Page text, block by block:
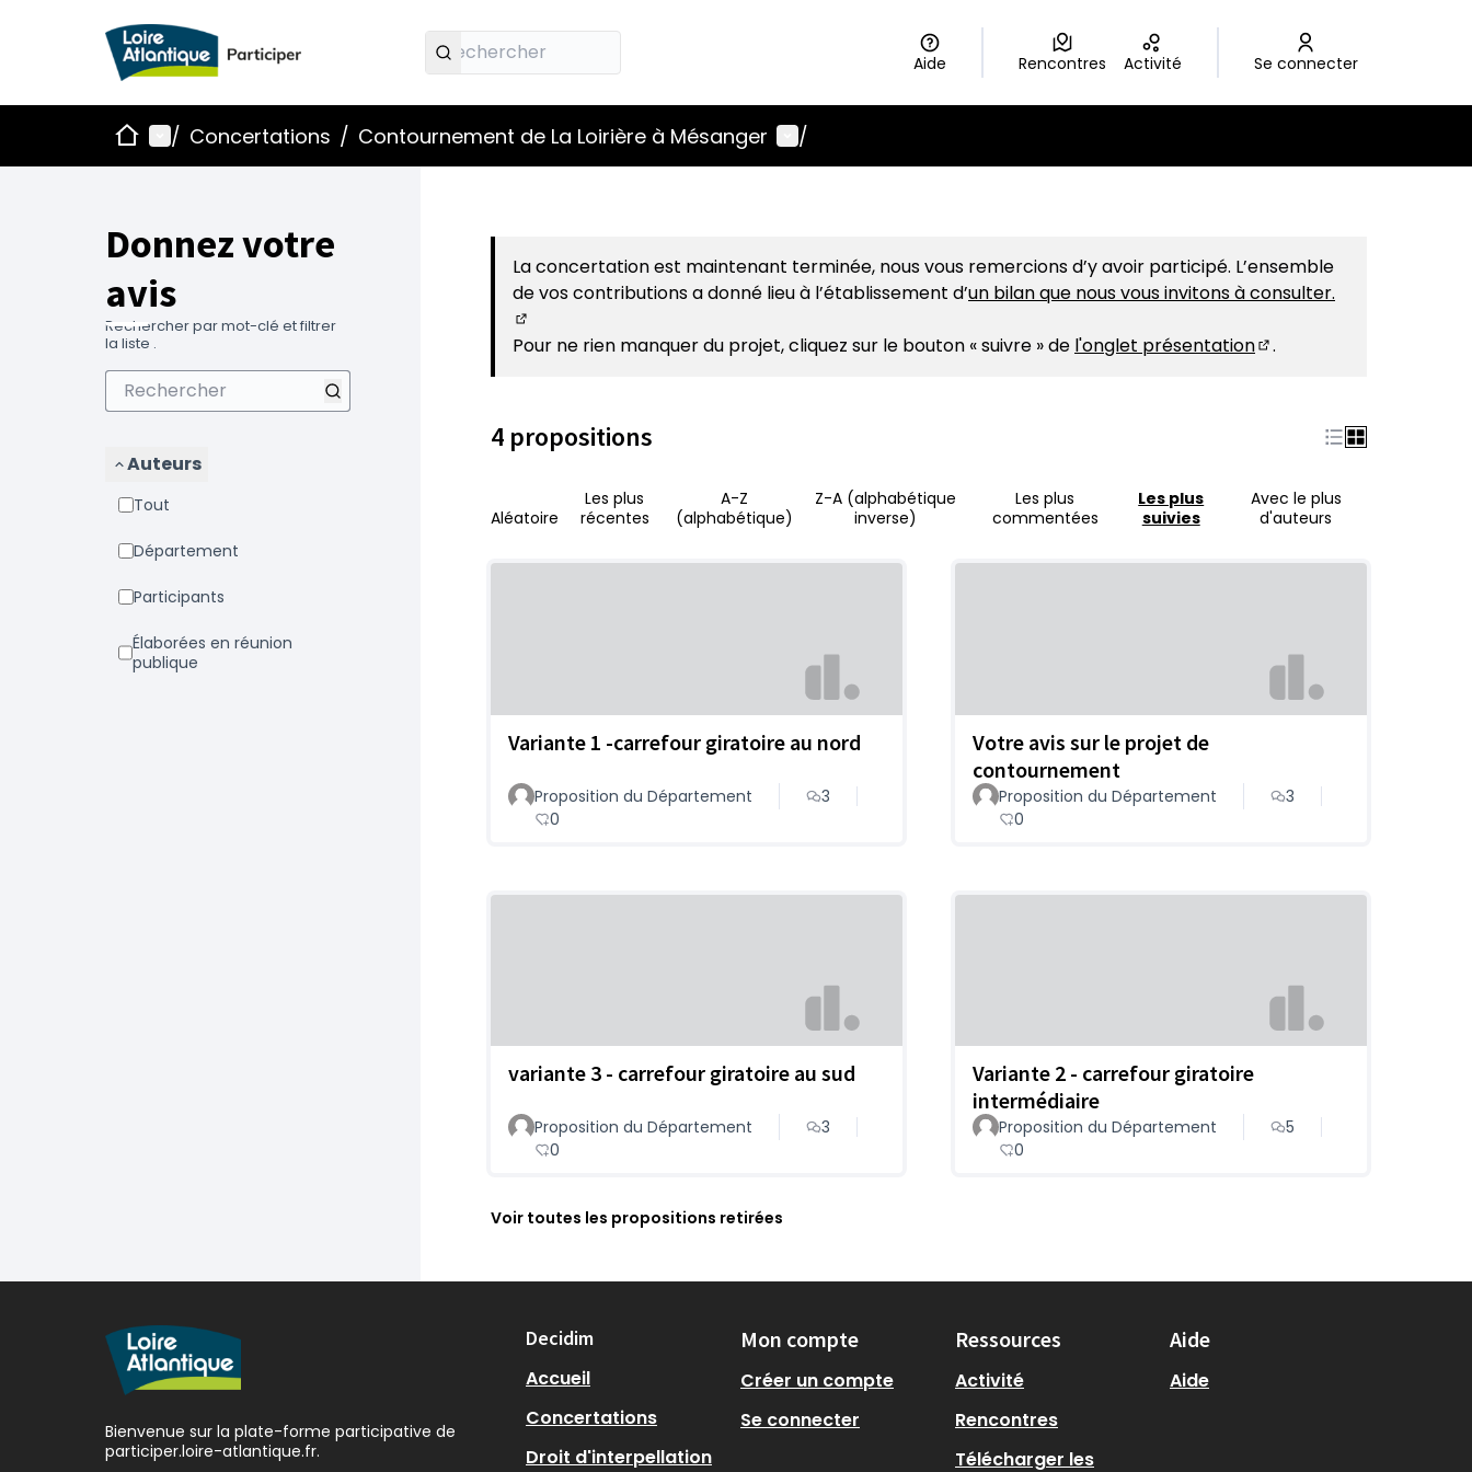
Aide Rencontres Activité Se connecter
AccueilMenu principal
/ Concertations / Contournement de La Loirière à Mésanger Menu utilisateur
/
Donnez votre
avis
Rechercher par mot-clé et filtrer
la liste .
Auteurs
Tout
Département
Participants
Élaborées en réunion
publique
La concertation est maintenant terminée, nous vous remercions d’y avoir participé. L’ensemble
de vos contributions a donné lieu à l’établissement d’un bilan que nous vous invitons à consulter.
(S'ouvre dans un nouvel onglet)
Pour ne rien manquer du projet, cliquez sur le bouton « suivre » de l'onglet présentation .
4 propositions
Aléatoire
Les plus
récentes
A-Z
(alphabétique)
Z-A (alphabétique
inverse)
Les plus
commentées
Les plus
suivies
Avec le plus
d'auteurs
Variante 1 -carrefour giratoire au nord
Proposition du Département
3
0
Votre avis sur le projet de
contournement
Proposition du Département
3
0
variante 3 - carrefour giratoire au sud
Proposition du Département
3
0
Variante 2 - carrefour giratoire
intermédiaire
Proposition du Département
5
0
Voir toutes les propositions retirées
Bienvenue sur la plate-forme participative de
participer.loire-atlantique.fr.
Decidim
Accueil
Concertations
Droit d'interpellation
Mon compte
Créer un compte
Se connecter
Ressources
Activité
Rencontres
Télécharger les
Aide
Aide